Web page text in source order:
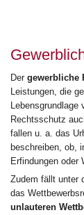
Der gewerbliche
Leistungen, die
Rechtsschutz
fallen u. a. das
beschreiben, ob,
Erfindungen oder
Zudem fällt unter
das
unlauteren